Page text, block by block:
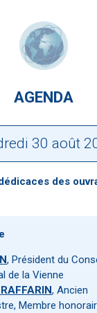
AGENDA
30 août
des
, Président du
de la Vienne
, Ancien
Membre